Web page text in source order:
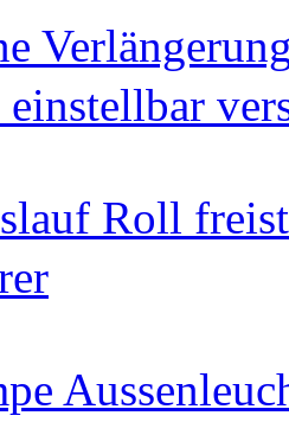
einstellbar
Roll